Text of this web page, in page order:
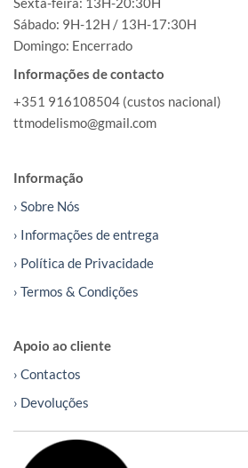
Sábado: 9H-12H / 13H-17:30H
Domingo: Encerrado
Informações de contacto
+351 916108504 (custos nacional)
ttmodelismo@gmail.com
Informação
› Sobre Nós
› Informações de entrega
› Política de Privacidade
› Termos & Condições
Apoio ao cliente
› Contactos
› Devoluções